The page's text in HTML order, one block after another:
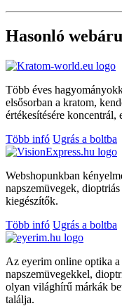
Hasonló
Több éves
elsősorban a kratom,
értékesítésére koncentrál,
Több infó Ugrás a boltba
Webshopunkban
napszemüvegek,
kiegészítők.
Több infó Ugrás a boltba
Az eyerim online optika
napszemüvegekkel,
olyan világhírű márkák
találja.